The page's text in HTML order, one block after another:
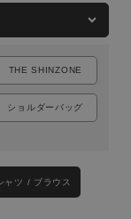
THE SHINZONE
ショルダーバッグ
ャツ / ブラウス